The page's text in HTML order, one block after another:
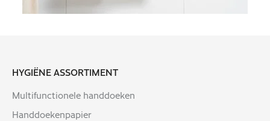
HYGIËNE ASSORTIMENT
Multifunctionele handdoeken
Handdoekenpapier